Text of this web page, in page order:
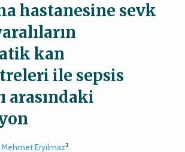
hastanesine sevk
kan
ile sepsis
arasındaki
Mehmet Eryılmaz2